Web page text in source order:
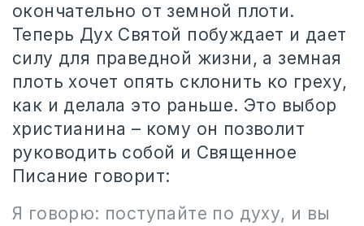
окончательно от земной плоти.
Теперь Дух Святой побуждает и дает
силу для праведной жизни, а земная
плоть хочет опять склонить ко греху,
как и делала это раньше. Это выбор
христианина – кому он позволит
руководить собой и Священное
Писание говорит:
Я говорю: поступайте по духу, и вы